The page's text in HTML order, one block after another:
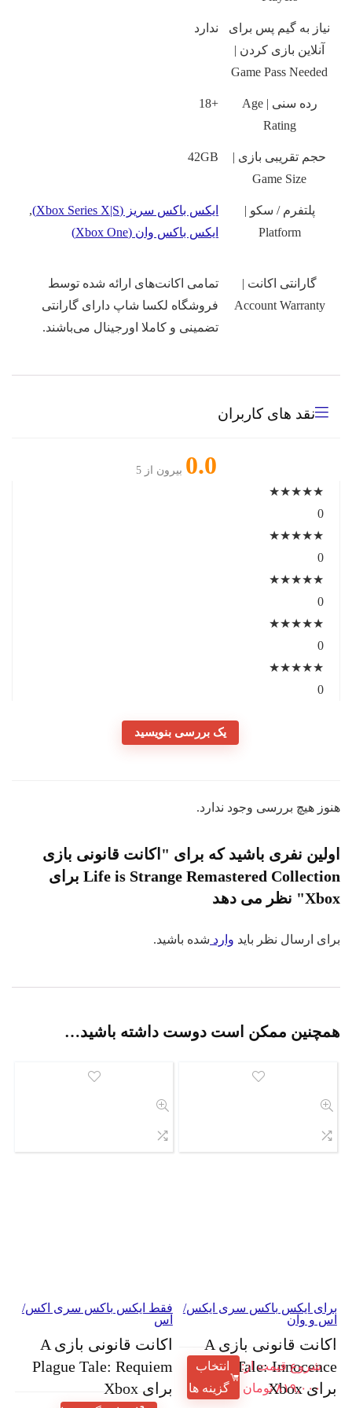
نیاز به گیم پس برای
آنلاین بازی کردن |
Game Pass Needed
ندارد
رده سنی | Age
Rating
+18
حجم تقریبی بازی |
Game Size
42GB
پلتفرم / سکو |
Platform
ایکس باکس سریز (Xbox Series X|S)
,
ایکس باکس وان (Xbox One)
گارانتی اکانت |
Account Warranty
تمامی اکانت‌های ارائه شده توسط
فروشگاه لکسا شاپ دارای گارانتی
تضمینی و کاملا اورجینال می‌باشند.
نقد های کاربران
0.0 بیرون از 5
★
★
★
★
★
0
★
★
★
★
★
0
★
★
★
★
★
0
★
★
★
★
★
0
★
★
★
★
★
0
یک بررسی بنویسید
هنوز هیچ بررسی وجود ندارد.
اولین نفری باشید که برای "اکانت قانونی بازی
Life is Strange Remastered Collection برای
Xbox" نظر می دهد
برای ارسال نظر باید وارد شده باشید.
همچنین ممکن است دوست داشته باشید…
برای ایکس باکس سری ایکس/
اس و وان
اکانت قانونی بازی A
Plague Tale: Innocence
برای Xbox
شروع قیمت از:
۸۱۹,۰۰۰ تومان
انتخاب
گزینه ها
فقط ایکس باکس سری اکس/
اس
اکانت قانونی بازی A
Plague Tale: Requiem
برای Xbox